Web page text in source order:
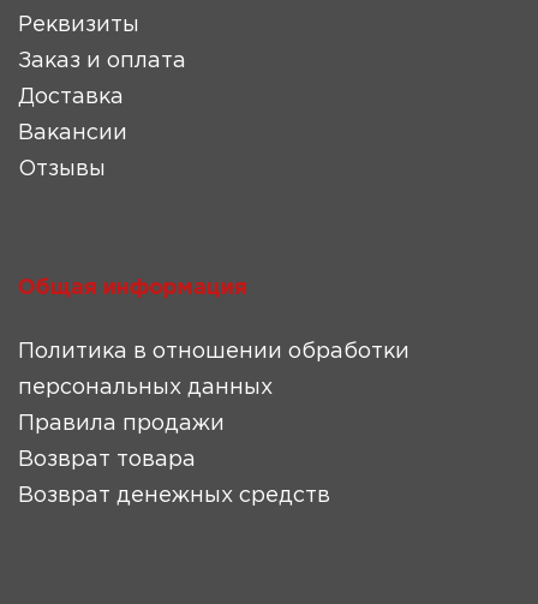
Реквизиты
Заказ и оплата
Доставка
Вакансии
Отзывы
Общая информация
Политика в отношении обработки
персональных данных
Правила продажи
Возврат товара
Возврат денежных средств